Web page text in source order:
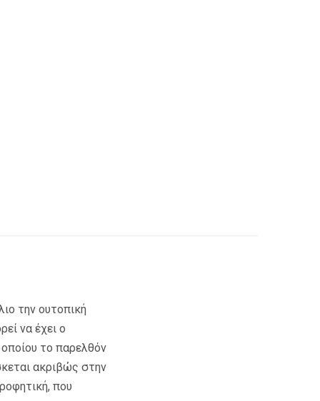
την ουτοπική
να έχει ο
το παρελθόν
ακριβώς στην
που